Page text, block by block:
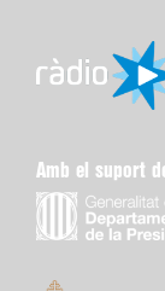
Amb el suport